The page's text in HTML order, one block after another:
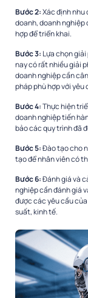
Bước 2:Xác định nhu
doanh, doanh nghiệp
hợp để triển khai.
Bước 3: Lựa chọn
nay có rất nhiều giải
doanh nghiệp cần
pháp phù hợp với yêu
Bước 4:Thực hiện
doanh nghiệp tiến
bảo các quy trình đã
Bước 5:Đào tạo cho
tạo để nhân viên có
Bước 6:Đánh giá và
nghiệp cần đánh giá
được các yêu cầu
suất, kinh tế.